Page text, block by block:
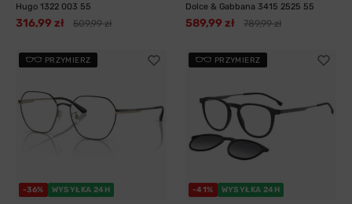
Hugo 1322 003 55
316,99 zł 509,99 zł
Dolce & Gabbana 3415 2525 55
589,99 zł 789,99 zł
PRZYMIERZ
-36% WYSYŁKA 24H
PRZYMIERZ
-41% WYSYŁKA 24H